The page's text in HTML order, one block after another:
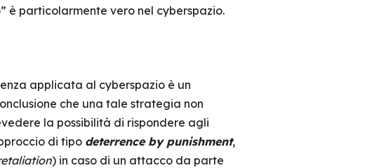
è particolarmente vero nel cyberspazio.
applicata al cyberspazio è un
che una tale strategia non
la possibilità di rispondere agli
di tipo deterrence by punishment,
) in caso di un attacco da parte